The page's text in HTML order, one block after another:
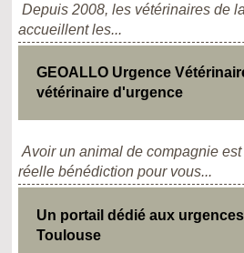
Depuis 2008, les vétérinaires de
accueillent les...
GEOALLO Urgence
vétérinaire d'urgence
Avoir un animal de compagnie
réelle bénédiction pour vous...
Un portail dédié aux
Toulouse